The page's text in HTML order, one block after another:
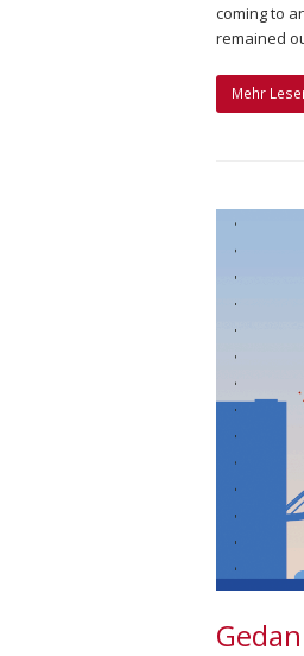
coming to
remained
Mehr